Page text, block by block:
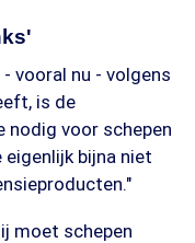
vooral nu - volgens
is de
nodig voor schepen
bijna niet
moet schepen